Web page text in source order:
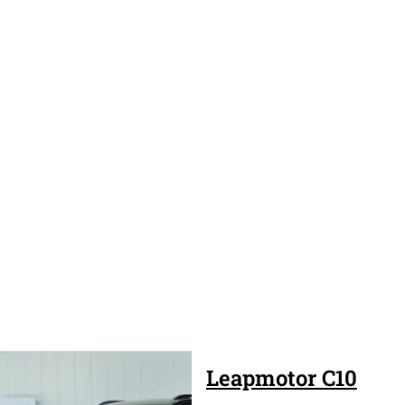
LeapmotorC10